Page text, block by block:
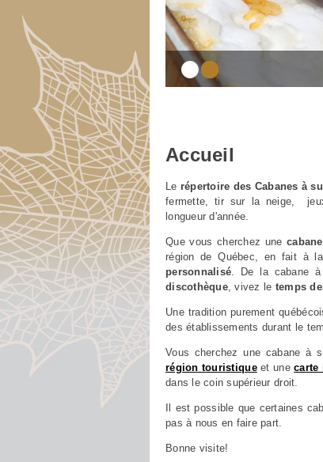
Accueil
Le répertoire des Cabanes à
fermette, tir sur la neige,
longueur d'année.
Que vous cherchez une
région de Québec, en fait à
personnalisé. De la cabane à
discothèque, vivez le temps
Une tradition purement
des établissements durant le
Vous cherchez une cabane à
région touristiqueet unecarte
dans le coin supérieur droit.
Il est possible que certaines
pas à nous en faire part.
Bonne visite!